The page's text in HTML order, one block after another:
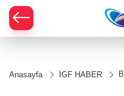
Anasayfa İGF HABER